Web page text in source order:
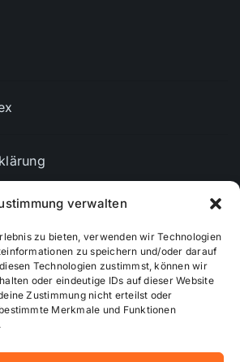
verwalten
zu bieten, verwenden wir Technologien
zu speichern und/oder darauf
Technologien zustimmst, können wir
oder eindeutige IDs auf dieser Website
Zustimmung nicht erteilst oder
Merkmale und Funktionen
(EU)